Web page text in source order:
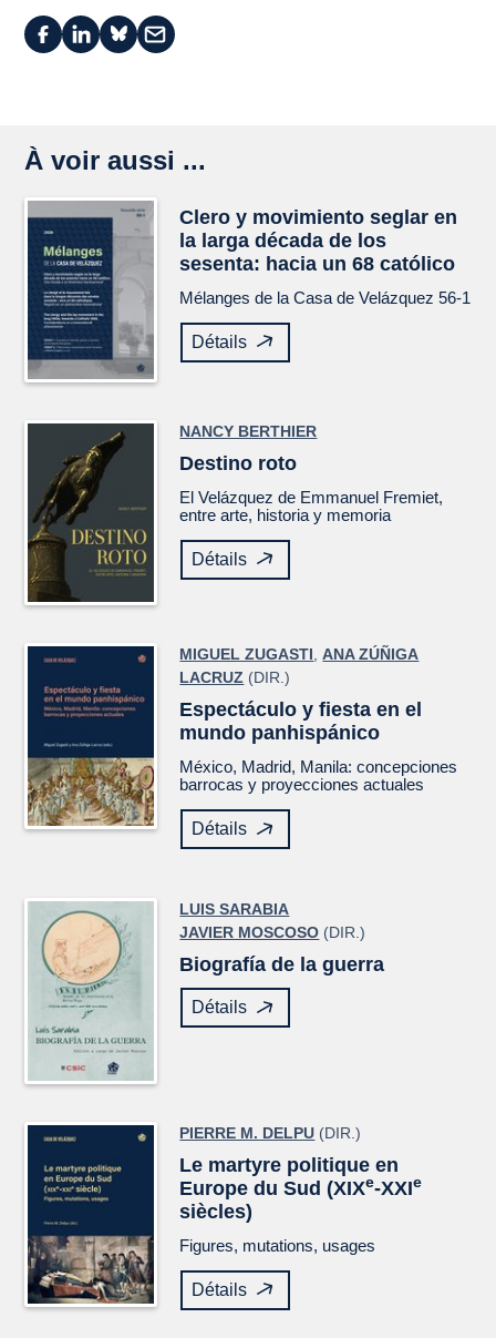
À voir aussi ...
Clero y movimiento seglar en
la larga década de los
sesenta: hacia un 68 católico
Mélanges de la Casa de Velázquez 56-1
Détails
NANCY BERTHIER
Destino roto
ElVelázquez de Emmanuel Fremiet,
entre arte, historia y memoria
Détails
MIGUEL ZUGASTI,ANA ZÚÑIGA
LACRUZ (DIR.)
Espectáculo y fiesta en el
mundo panhispánico
México, Madrid, Manila: concepciones
barrocas y proyecciones actuales
Détails
LUIS SARABIA
JAVIER MOSCOSO (DIR.)
Biografía de la guerra
Détails
PIERRE M. DELPU (DIR.)
Le martyre politique en
Europe du Sud (XIXe-XXIe
siècles)
Figures, mutations, usages
Détails